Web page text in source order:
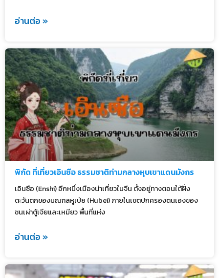
อ่านต่อ »
พิกัด ที่เที่ยวเอินซือ ธรรมชาติท่ามกลางหุบเขาแดนมังกร
เอินซือ (Enshi) อีกหนึ่งเมืองน่าเที่ยวในจีน ตั้งอยู่ทางตอนใต้ฝั่ง
ตะวันตกของมณฑลหูเป่ย (Hubei) ภายในเขตปกครองตนเองของ
ชนเผ่าตู้เจียและเหมียว พื้นที่แห่ง
อ่านต่อ »